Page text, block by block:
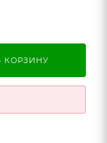
КОРЗИНУ